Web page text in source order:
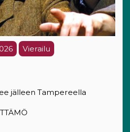
Vierailu
jälleen Tampereella